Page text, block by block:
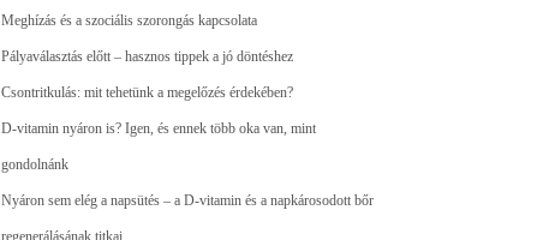
Meghízás és a szociális szorongás kapcsolata
Pályaválasztás előtt – hasznos tippek a jó döntéshez
Csontritkulás: mit tehetünk a megelőzés érdekében?
D-vitamin nyáron is? Igen, és ennek több oka van, mint
gondolnánk
Nyáron sem elég a napsütés – a D-vitamin és a napkárosodott bőr
regenerálásának titkai